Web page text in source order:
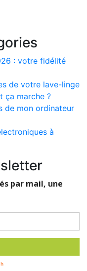
: votre fidélité
de votre lave-linge
ça marche ?
de mon ordinateur
à